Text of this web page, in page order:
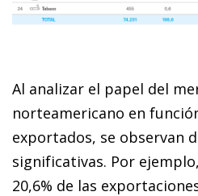
Al analizar el papel del
norteamericano en
exportados, se observan
significativas. Por
20,6% de las